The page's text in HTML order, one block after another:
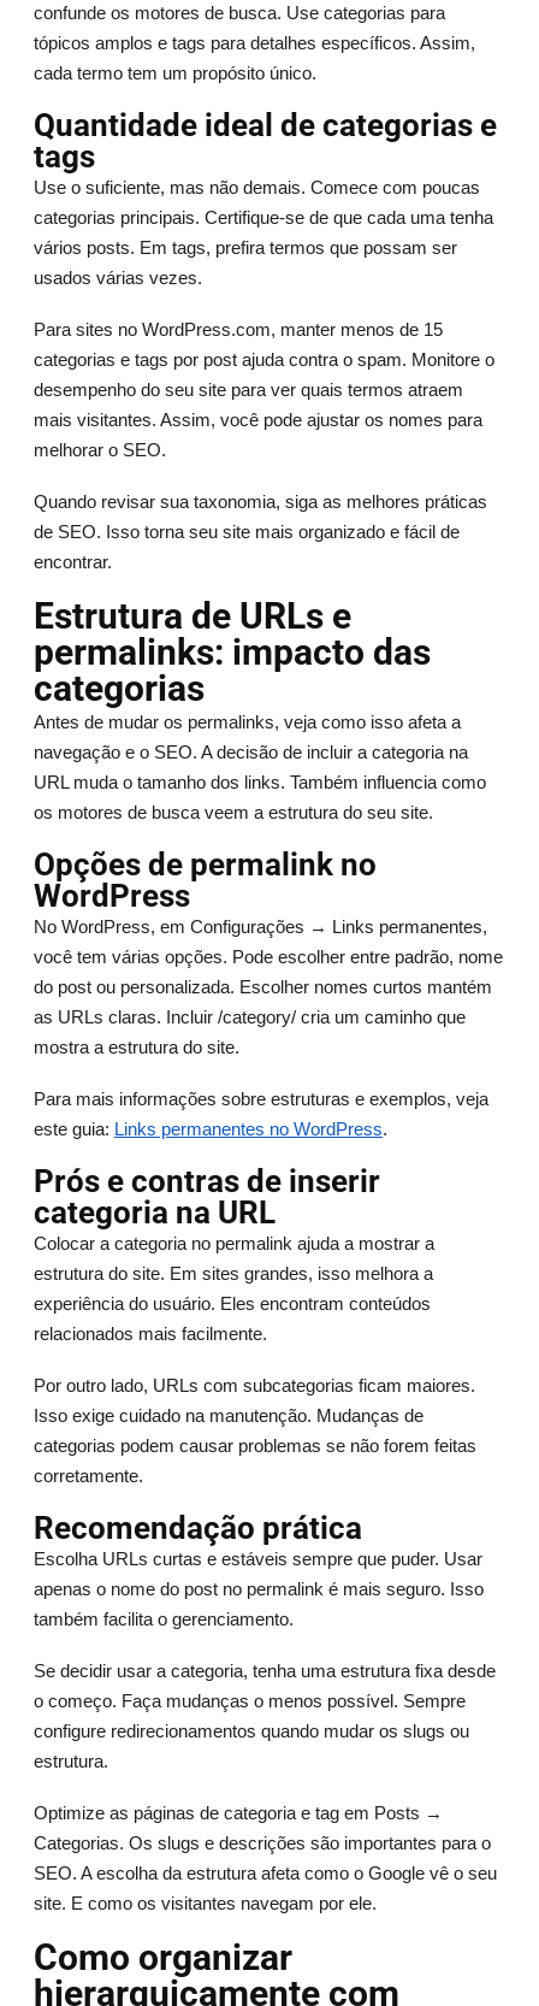
confunde os motores de busca. Use categorias para
tópicos amplos e tags para detalhes específicos. Assim,
cada termo tem um propósito único.
Quantidade ideal de categorias e
tags
Use o suficiente, mas não demais. Comece com poucas
categorias principais. Certifique-se de que cada uma tenha
vários posts. Em tags, prefira termos que possam ser
usados várias vezes.
Para sites no WordPress.com, manter menos de 15
categorias e tags por post ajuda contra o spam. Monitore o
desempenho do seu site para ver quais termos atraem
mais visitantes. Assim, você pode ajustar os nomes para
melhorar o SEO.
Quando revisar sua taxonomia, siga as melhores práticas
de SEO. Isso torna seu site mais organizado e fácil de
encontrar.
Estrutura de URLs e
permalinks: impacto das
categorias
Antes de mudar os permalinks, veja como isso afeta a
navegação e o SEO. A decisão de incluir a categoria na
URL muda o tamanho dos links. Também influencia como
os motores de busca veem a estrutura do seu site.
Opções de permalink no
WordPress
No WordPress, em Configurações → Links permanentes,
você tem várias opções. Pode escolher entre padrão, nome
do post ou personalizada. Escolher nomes curtos mantém
as URLs claras. Incluir /category/ cria um caminho que
mostra a estrutura do site.
Para mais informações sobre estruturas e exemplos, veja
este guia: Links permanentes no WordPress.
Prós e contras de inserir
categoria na URL
Colocar a categoria no permalink ajuda a mostrar a
estrutura do site. Em sites grandes, isso melhora a
experiência do usuário. Eles encontram conteúdos
relacionados mais facilmente.
Por outro lado, URLs com subcategorias ficam maiores.
Isso exige cuidado na manutenção. Mudanças de
categorias podem causar problemas se não forem feitas
corretamente.
Recomendação prática
Escolha URLs curtas e estáveis sempre que puder. Usar
apenas o nome do post no permalink é mais seguro. Isso
também facilita o gerenciamento.
Se decidir usar a categoria, tenha uma estrutura fixa desde
o começo. Faça mudanças o menos possível. Sempre
configure redirecionamentos quando mudar os slugs ou
estrutura.
Optimize as páginas de categoria e tag em Posts →
Categorias. Os slugs e descrições são importantes para o
SEO. A escolha da estrutura afeta como o Google vê o seu
site. E como os visitantes navegam por ele.
Como organizar
hierarquicamente com